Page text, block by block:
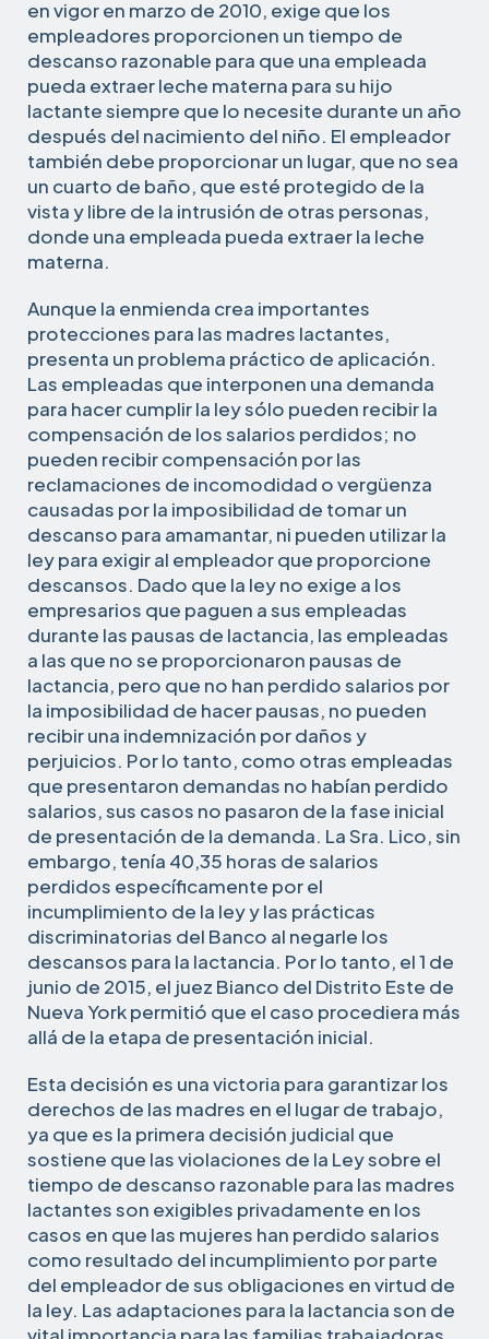
en vigor en marzo de 2010, exige que los
empleadores proporcionen un tiempo de
descanso razonable para que una empleada
pueda extraer leche materna para su hijo
lactante siempre que lo necesite durante un año
después del nacimiento del niño. El empleador
también debe proporcionar un lugar, que no sea
un cuarto de baño, que esté protegido de la
vista y libre de la intrusión de otras personas,
donde una empleada pueda extraer la leche
materna.
Aunque la enmienda crea importantes
protecciones para las madres lactantes,
presenta un problema práctico de aplicación.
Las empleadas que interponen una demanda
para hacer cumplir la ley sólo pueden recibir la
compensación de los salarios perdidos; no
pueden recibir compensación por las
reclamaciones de incomodidad o vergüenza
causadas por la imposibilidad de tomar un
descanso para amamantar, ni pueden utilizar la
ley para exigir al empleador que proporcione
descansos. Dado que la ley no exige a los
empresarios que paguen a sus empleadas
durante las pausas de lactancia, las empleadas
a las que no se proporcionaron pausas de
lactancia, pero que no han perdido salarios por
la imposibilidad de hacer pausas, no pueden
recibir una indemnización por daños y
perjuicios. Por lo tanto, como otras empleadas
que presentaron demandas no habían perdido
salarios, sus casos no pasaron de la fase inicial
de presentación de la demanda. La Sra. Lico, sin
embargo, tenía 40,35 horas de salarios
perdidos específicamente por el
incumplimiento de la ley y las prácticas
discriminatorias del Banco al negarle los
descansos para la lactancia. Por lo tanto, el 1 de
junio de 2015, el juez Bianco del Distrito Este de
Nueva York permitió que el caso procediera más
allá de la etapa de presentación inicial.
Esta decisión es una victoria para garantizar los
derechos de las madres en el lugar de trabajo,
ya que es la primera decisión judicial que
sostiene que las violaciones de la Ley sobre el
tiempo de descanso razonable para las madres
lactantes son exigibles privadamente en los
casos en que las mujeres han perdido salarios
como resultado del incumplimiento por parte
del empleador de sus obligaciones en virtud de
la ley. Las adaptaciones para la lactancia son de